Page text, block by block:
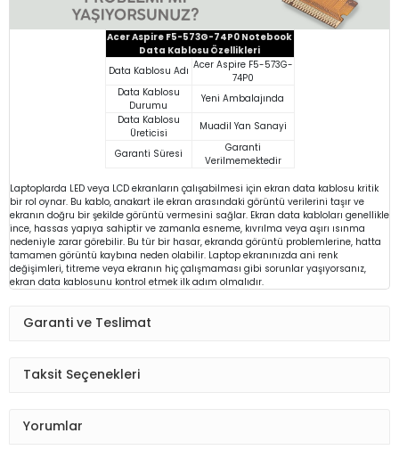
Acer Aspire F5-573G-74P0 Notebook
Data Kablosu Özellikleri
Data Kablosu Adı Acer Aspire F5-573G-
74P0
Data Kablosu
Durumu
Yeni Ambalajında
Data Kablosu
Üreticisi
Muadil Yan Sanayi
Garanti Süresi
Garanti
Verilmemektedir
Laptoplarda LED veya LCD ekranların çalışabilmesi için ekran data kablosu kritik
bir rol oynar. Bu kablo, anakart ile ekran arasındaki görüntü verilerini taşır ve
ekranın doğru bir şekilde görüntü vermesini sağlar. Ekran data kabloları genellikle
ince, hassas yapıya sahiptir ve zamanla esneme, kıvrılma veya aşırı ısınma
nedeniyle zarar görebilir. Bu tür bir hasar, ekranda görüntü problemlerine, hatta
tamamen görüntü kaybına neden olabilir. Laptop ekranınızda ani renk
değişimleri, titreme veya ekranın hiç çalışmaması gibi sorunlar yaşıyorsanız,
ekran data kablosunu kontrol etmek ilk adım olmalıdır.
Garanti ve Teslimat
Taksit Seçenekleri
Yorumlar